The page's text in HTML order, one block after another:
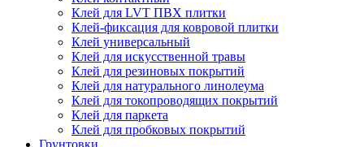
Клей для LVT ПВХ плитки
Клей-фиксация для ковровой плитки
Клей универсальный
Клей для искусственной травы
Клей для резиновых покрытий
Клей для натурального линолеума
Клей для токопроводящих покрытий
Клей для паркета
Клей для пробковых покрытий
Грунтовки